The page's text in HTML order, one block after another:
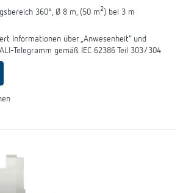
360°, Ø 8 m, (50 m2) bei 3 m
Informationen über „Anwesenheit“ und
Telegramm gemäß IEC 62386 Teil 303/304